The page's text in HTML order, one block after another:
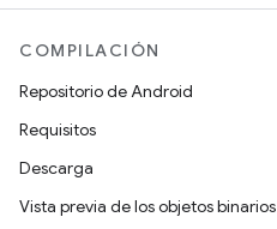
COMPILACIÓN
Repositorio de Android
Requisitos
Descarga
Vista previa de los objetos binarios